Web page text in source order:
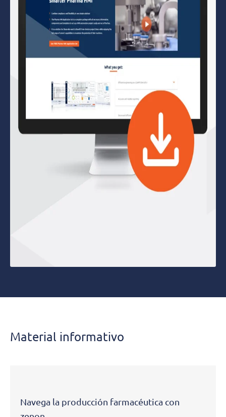
Material informativo
Navega la producción farmacéutica con